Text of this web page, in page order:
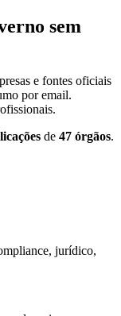
sem
e fontes oficiais
por email.
de 47 órgãos.
jurídico,